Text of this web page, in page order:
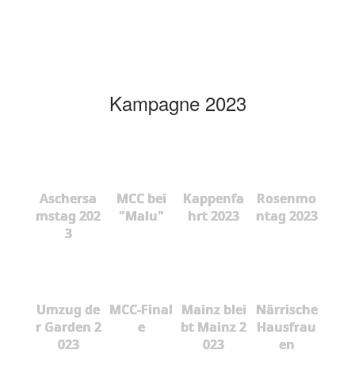
Kampagne 2023
Aschersa
mstag 202
3
MCC bei
"Malu"
Kappenfa
hrt 2023
Rosenmo
ntag 2023
Umzug de
r Garden 2
023
MCC-Final
e
Mainz blei
bt Mainz 2
023
Närrische
Hausfrau
en